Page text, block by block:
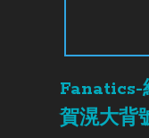
Fanatics-
賀滉大背